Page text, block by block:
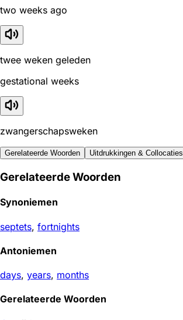
two weeks ago
twee weken geleden
gestational weeks
zwangerschapsweken
Gerelateerde Woorden Uitdrukkingen & Collocaties
Gerelateerde Woorden
Synoniemen
septets, fortnights
Antoniemen
days, years, months
Gerelateerde Woorden